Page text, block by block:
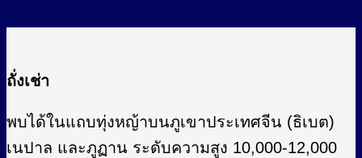
ถั่งเช่า
พบได้ในแถบทุ่งหญ้าบนภูเขาประเทศจีน (ธิเบต)
เนปาล และภูฏาน ระดับความสูง 10,000-12,000